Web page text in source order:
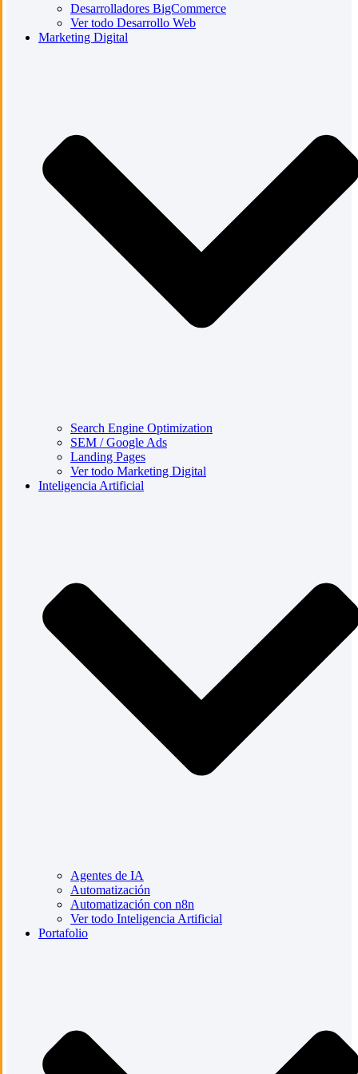
Desarrolladores BigCommerce
Ver todo Desarrollo Web
Marketing Digital
Search Engine Optimization
SEM / Google Ads
Landing Pages
Ver todo Marketing Digital
Inteligencia Artificial
Agentes de IA
Automatización
Automatización con n8n
Ver todo Inteligencia Artificial
Portafolio